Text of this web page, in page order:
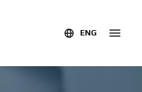
ENG